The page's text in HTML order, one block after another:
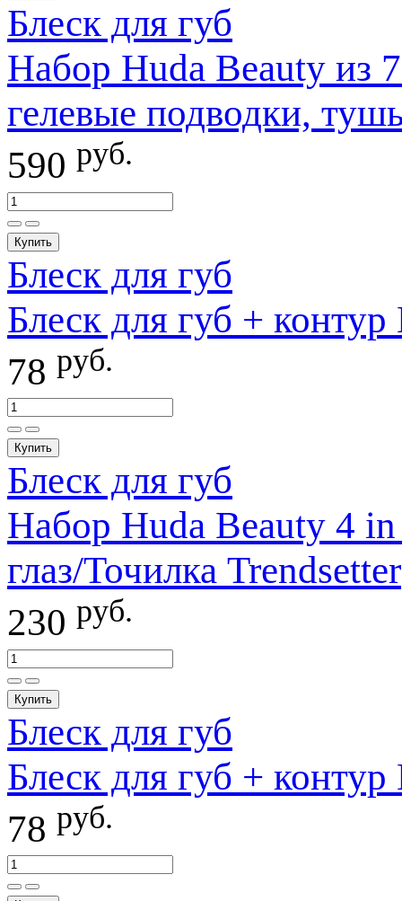
Блеск для губ
Набор Huda Beauty из
гелевые подводки,
590 руб.
Купить
Блеск для губ
Блеск для губ +
78 руб.
Купить
Блеск для губ
Набор Huda Beauty 4
глаз/Точилка Trendsetter
230 руб.
Купить
Блеск для губ
Блеск для губ +
78 руб.